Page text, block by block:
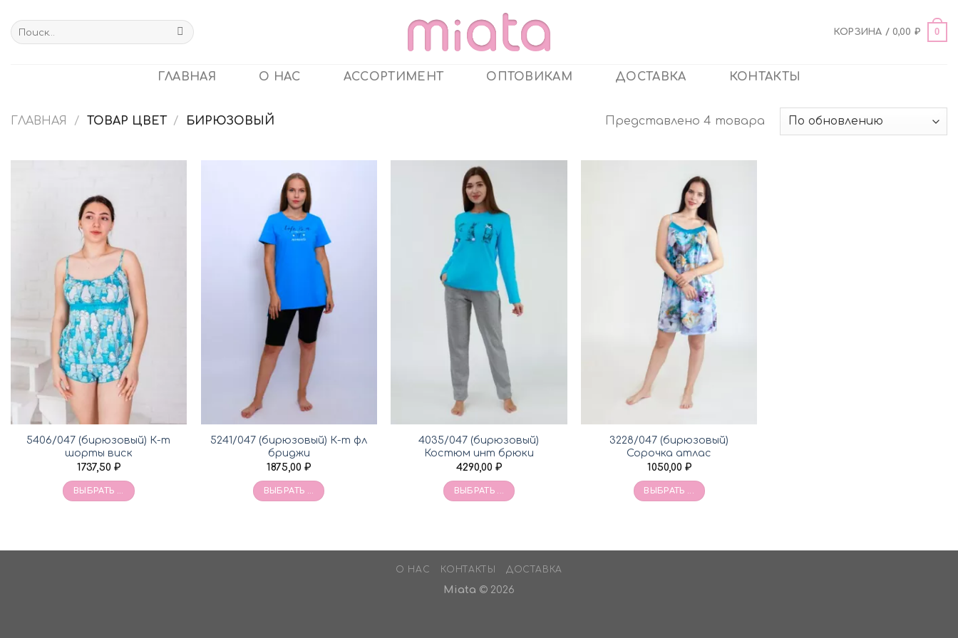
content
Искать:
КОРЗИНА /0,00 ₽ 0
ГЛАВНАЯ О НАС АССОРТИМЕНТ ОПТОВИКАМ ДОСТАВКА КОНТАКТЫ
ГЛАВНАЯ / ТОВАР ЦВЕТ / БИРЮЗОВЫЙ Представлено 4 товара
5406/047 (бирюзовый) К-т
шорты виск
1737,50 ₽
ВЫБРАТЬ ...
5241/047 (бирюзовый) К-т фл
бриджи
1875,00₽
ВЫБРАТЬ ...
4035/047 (бирюзовый)
Костюм инт брюки
4290,00 ₽
ВЫБРАТЬ ...
3228/047 (бирюзовый)
Сорочка атлас
1050,00 ₽
ВЫБРАТЬ ...
О НАС КОНТАКТЫ ДОСТАВКА
Miata © 2026